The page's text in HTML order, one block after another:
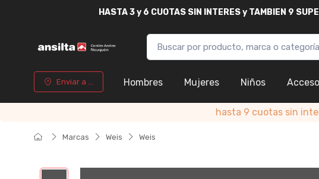
HASTA3 y 6 CUOTAS SIN INTERES y TAMBIEN 9
Enviar a ... Hombres Mujeres Niños
hasta 9 cuotas sin
Marcas Weis Weis